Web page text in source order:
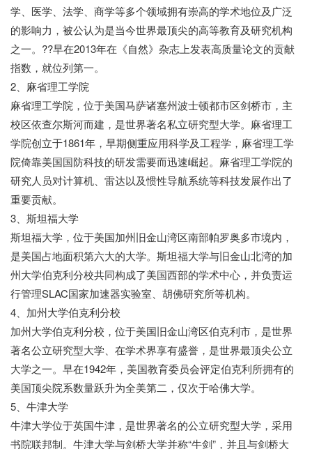
学、医学、法学、商学等多个领域拥有崇高的学术地位及广泛
的影响力，被公认为是当今世界最顶尖的高等教育及研究机构
之一。??早在2013年在《自然》杂志上发表高质量论文的贡献
指数，就位列第一。
2、麻省理工学院
麻省理工学院，位于美国马萨诸塞州波士顿都市区剑桥市，主
校区依查尔斯河而建，是世界著名私立研究型大学。麻省理工
学院创立于1861年，早期侧重应用科学及工程学，麻省理工学
院倚靠美国国防科技的研发需要而迅速崛起。麻省理工学院的
研究人员对计算机、雷达以及惯性导航系统等科技发展作出了
重要贡献。
3、斯坦福大学
斯坦福大学，位于美国加州旧金山湾区南部帕罗奥多市境内，
是美国占地面积第六大的大学。斯坦福大学与旧金山北湾的加
州大学伯克利分校共同构成了美国西部的学术中心，并负责运
行管理SLAC国家加速器实验室、胡佛研究所等机构。
4、加州大学伯克利分校
加州大学伯克利分校，位于美国旧金山湾区伯克利市，是世界
著名公立研究型大学、在学术界享有盛誉，是世界最顶尖公立
大学之一。早在1942年，美国教育委员会评定伯克利所拥有的
美国顶尖院系数量跃升为全美第二，仅次于哈佛大学。
5、牛津大学
牛津大学位于英国牛津，是世界著名的公立研究型大学，采用
书院联邦制。牛津大学与剑桥大学并称“牛剑”，并且与剑桥大